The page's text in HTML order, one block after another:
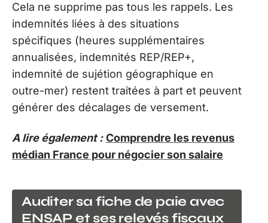
Cela ne supprime pas tous les rappels. Les
indemnités liées à des situations
spécifiques (heures supplémentaires
annualisées, indemnités REP/REP+,
indemnité de sujétion géographique en
outre-mer) restent traitées à part et peuvent
générer des décalages de versement.
A lire également : Comprendre les revenus
médian France pour négocier son salaire
Auditer sa fiche de paie avec
ENSAP et ses relevés fiscaux